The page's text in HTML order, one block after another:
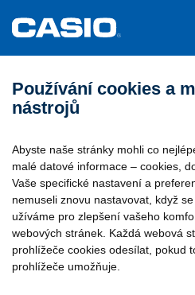
Používání cookies a
nástrojů
Abyste naše stránky mohli co
malé datové informace – cookies,
Vaše specifické nastavení a
nemuseli znovu nastavovat, když
užíváme pro zlepšení vašeho
webových stránek. Každá webová
prohlížeče cookies odesílat, pokud
prohlížeče umožňuje.